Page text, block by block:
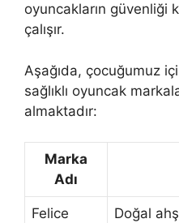
oyuncakların güvenliği
çalışır.
Aşağıda, çocuğumuz
sağlıklı oyuncak
almaktadır:
Marka
Adı
Felice
Doğal